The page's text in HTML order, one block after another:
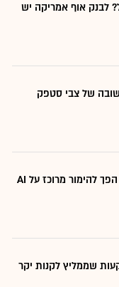
לבנק אוף אמריקה יש
של צבי סטפק
ההשקעות שממליץ לקנות יקר